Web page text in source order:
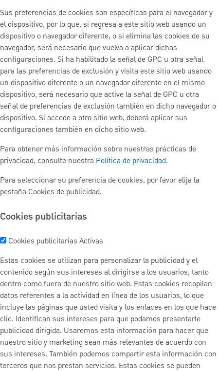
Sus preferencias de cookies son específicas para el navegador y
el dispositivo, por lo que, si regresa a este sitio web usando un
dispositivo o navegador diferente, o si elimina las cookies de su
navegador, será necesario que vuelva a aplicar dichas
configuraciones. Si ha habilitado la señal de GPC u otra señal
para las preferencias de exclusión y visita este sitio web usando
un dispositivo diferente o un navegador diferente en el mismo
dispositivo, será necesario que active la señal de GPC u otra
señal de preferencias de exclusión también en dicho navegador o
dispositivo. Si accede a otro sitio web, deberá aplicar sus
configuraciones también en dicho sitio web.
Para obtener más información sobre nuestras prácticas de
privacidad, consulte nuestra Política de privacidad.
Para seleccionar su preferencia de cookies, por favor elija la
pestaña Cookies de publicidad.
Cookies publicitarias
Cookies publicitarias Activas
Estas cookies se utilizan para personalizar la publicidad y el
contenido según sus intereses al dirigirse a los usuarios, tanto
dentro como fuera de nuestro sitio web. Estas cookies recopilan
datos referentes a la actividad en línea de los usuarios, lo que
incluye las páginas que usted visita y los enlaces en los que hace
clic. Identifican sus intereses para que podamos presentarle
publicidad dirigida. Usaremos esta información para hacer que
nuestro sitio y marketing sean más relevantes de acuerdo con
sus intereses. También podemos compartir esta información con
terceros que nos prestan servicios. Estas cookies se pueden